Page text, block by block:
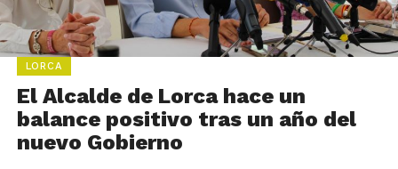
LORCA
El Alcalde de Lorca hace un
balance positivo tras un año del
nuevo Gobierno